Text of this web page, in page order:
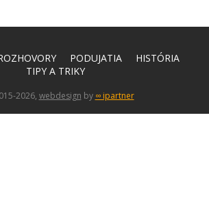
PODUJATIA
HISTÓRIA
TIPY A TRIKY
2026, webdesign by ∞ ipartner